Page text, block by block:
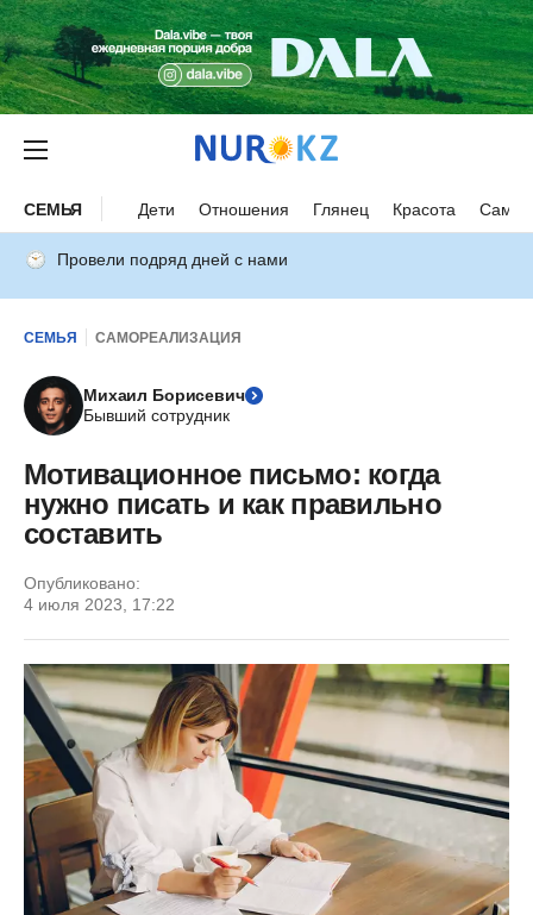
СЕМЬЯ Дети Отношения Глянец Красота
Провели подряд дней с нами
СЕМЬЯ САМОРЕАЛИЗАЦИЯ
Михаил Борисевич
Бывший сотрудник
Мотивационное письмо: когда
нужно писать и как правильно
составить
Опубликовано:
4 июля 2023, 17:22